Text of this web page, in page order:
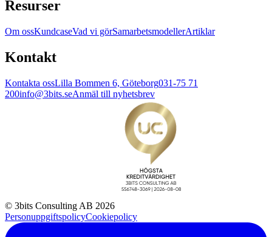
Resurser
Om ossKundcaseVad vi görSamarbetsmodellerArtiklar
Kontakt
Kontakta ossLilla Bommen 6, Göteborg031-75 71
200info@3bits.seAnmäl till nyhetsbrev
© 3bits Consulting AB 2026
PersonuppgiftspolicyCookiepolicy